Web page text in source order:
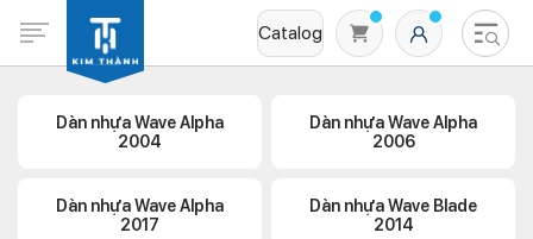
Catalog
Dàn nhựa Wave Alpha
2004
Dàn nhựa Wave Alpha
2006
Dàn nhựa Wave Alpha
2017
Dàn nhựa Wave Blade
2014